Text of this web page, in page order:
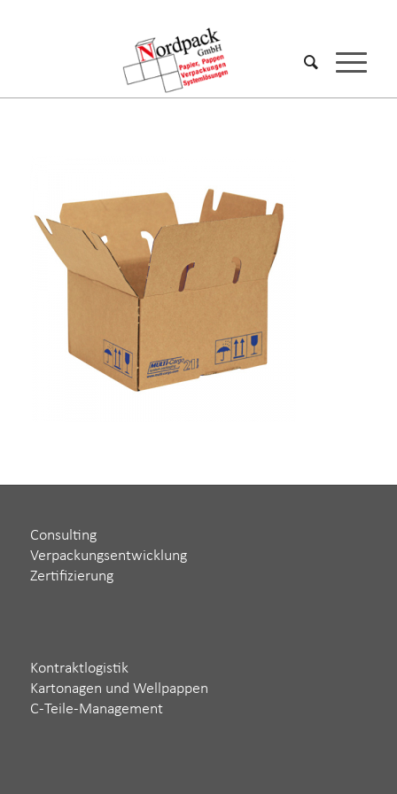
Consulting
Verpackungsentwicklung
Zertifizierung
Kontraktlogistik
Kartonagen und Wellpappen
C-Teile-Management